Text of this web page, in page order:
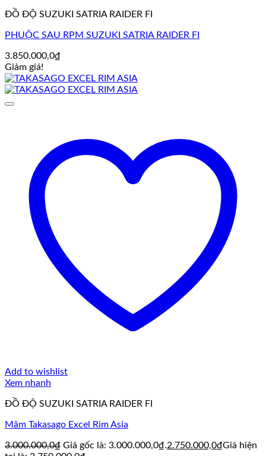
ĐỒ ĐỘ SUZUKI SATRIA RAIDER FI
PHUỘC SAU RPM SUZUKI SATRIA RAIDER FI
3.850.000,0₫
Giảm giá!
Add to wishlist
Xem nhanh
ĐỒ ĐỘ SUZUKI SATRIA RAIDER FI
Mâm Takasago Excel Rim Asia
3.000.000,0₫ Giá gốc là: 3.000.000,0₫.2.750.000,0₫Giá hiện